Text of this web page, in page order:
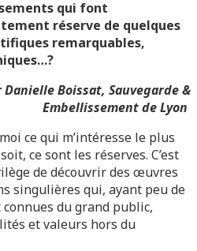
qui font
réserve de quelques
remarquables,
Boissat, Sauvegarde &
Embellissement de Lyon
ce qui m’intéresse le plus
ce sont les réserves. C’est
de découvrir des œuvres
singulières qui, ayant peu de
connues du grand public,
et valeurs hors du